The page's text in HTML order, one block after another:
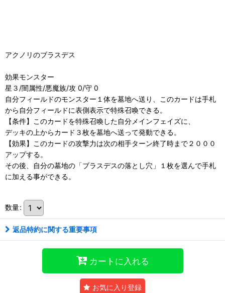
アクノリのブラスデス
効果モンスター
星３/闇属性/悪魔族/攻 0/守 0
自分フィールドのモンスター１体を墓地へ送り、このカードは手札
から自分フィールドに表側表示で特殊召喚できる。
【条件】このカードを特殊召喚した自分メインフェイズに、
デッキの上からカード３枚を墓地へ送って発動できる。
【効果】このカードの攻撃力は次の相手ターン終了時まで２０００
アップする。
その後、自分の墓地の「ブラスデスの落とし穴」１枚を選んで手札
に加える事ができる。
数量:
返品特約に関する重要事項
カートに入れる
お気に入り登録